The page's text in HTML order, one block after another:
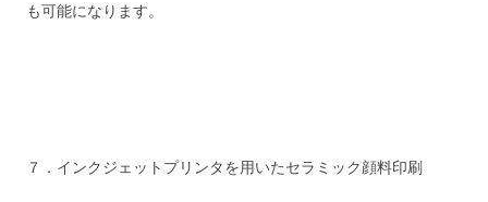
も可能になります。
７．インクジェットプリンタを用いたセラミック顔料印刷